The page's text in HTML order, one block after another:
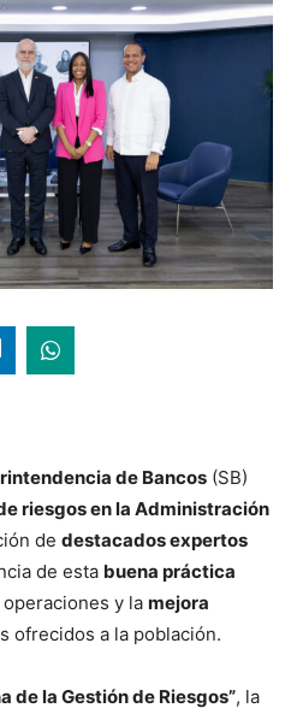
de Bancos (SB)
riesgos en la Administración
de destacados expertos
de esta buena práctica
y la mejora
ofrecidos a la población.
de la Gestión de Riesgos”, la